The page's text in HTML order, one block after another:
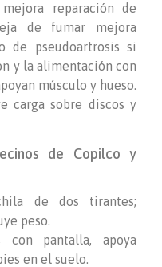
reparación de
de fumar mejora
de pseudoartrosis si
y la alimentación con
músculo y hueso.
carga sobre discos y
de Copilco y
de dos tirantes;
peso.
con pantalla, apoya
en el suelo.